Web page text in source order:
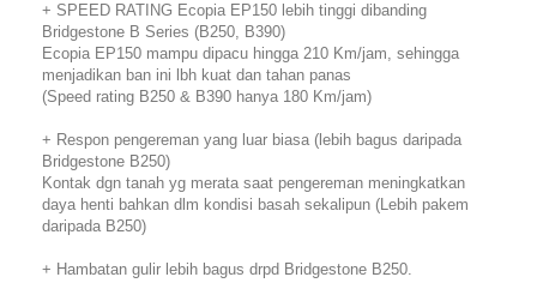
+ SPEED RATING Ecopia EP150 lebih tinggi dibanding
Bridgestone B Series (B250, B390)
Ecopia EP150 mampu dipacu hingga 210 Km/jam, sehingga
menjadikan ban ini lbh kuat dan tahan panas
(Speed rating B250 & B390 hanya 180 Km/jam)
+ Respon pengereman yang luar biasa (lebih bagus daripada
Bridgestone B250)
Kontak dgn tanah yg merata saat pengereman meningkatkan
daya henti bahkan dlm kondisi basah sekalipun (Lebih pakem
daripada B250)
+ Hambatan gulir lebih bagus drpd Bridgestone B250.